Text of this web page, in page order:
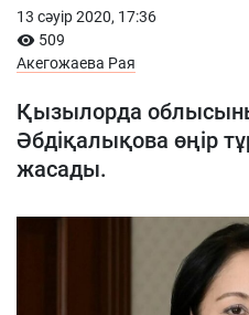
13 сәуiр 2020, 17:36
509
Акегожаева Рая
Қызылорда
Әбдіқалықова өңір
жасады.